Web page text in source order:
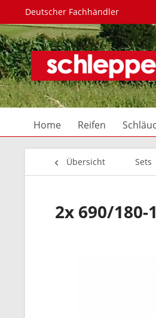
Deutscher Fachhändler
Home Reifen
Übersicht Sets
2x 690/180-